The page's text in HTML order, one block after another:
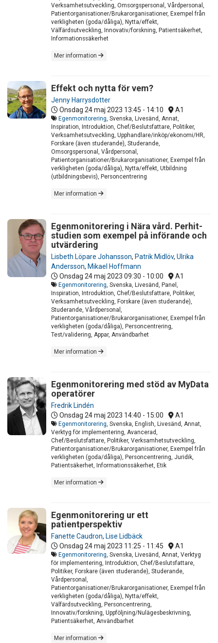
Verksamhetsutveckling, Omsorgspersonal, Vårdpersonal,
Patientorganisationer/Brukarorganisationer, Exempel från
verkligheten (goda/dåliga), Nytta/effekt,
Välfärdsutveckling, Innovativ/forskning, Patientsäkerhet,
Informationssäkerhet
Mer information
Effekt och nytta för vem?
Jenny Harrysdotter
Onsdag 24 maj 2023 13:45 - 14:10 A1
Egenmonitorering , Svenska, Livesänd, Annat,
Inspiration, Introduktion, Chef/Beslutsfattare, Politiker,
Verksamhetsutveckling, Upphandlare/inköp/ekonomi/HR,
Forskare (även studerande), Studerande,
Omsorgspersonal, Vårdpersonal,
Patientorganisationer/Brukarorganisationer, Exempel från
verkligheten (goda/dåliga), Nytta/effekt, Utbildning
(utbildningsbevis), Personcentrering
Mer information
Egenmonitorering i Nära vård. Perhit-
studien som exempel på införande och
utvärdering
Lisbeth Löpare Johansson, Patrik Midlöv, Ulrika
Andersson, Mikael Hoffmann
Onsdag 24 maj 2023 09:30 - 10:00 A1
Egenmonitorering , Svenska, Livesänd, Panel,
Inspiration, Introduktion, Chef/Beslutsfattare, Politiker,
Verksamhetsutveckling, Forskare (även studerande),
Studerande, Vårdpersonal,
Patientorganisationer/Brukarorganisationer, Exempel från
verkligheten (goda/dåliga), Personcentrering,
Test/validering, Appar, Användbarhet
Mer information
Egenmonitorering med stöd av MyData
operatörer
Fredrik Lindén
Onsdag 24 maj 2023 14:40 - 15:00 A1
Egenmonitorering , Svenska, English, Livesänd, Annat,
Verktyg för implementering, Avancerad,
Chef/Beslutsfattare, Politiker, Verksamhetsutveckling,
Patientorganisationer/Brukarorganisationer, Exempel från
verkligheten (goda/dåliga), Personcentrering, Juridik,
Patientsäkerhet, Informationssäkerhet, Etik
Mer information
Egenmonitorering ur ett
patientperspektiv
Fanette Caudron, Lise Lidbäck
Onsdag 24 maj 2023 11:25 - 11:45 A1
Egenmonitorering , Svenska, Livesänd, Annat, Verktyg
för implementering, Introduktion, Chef/Beslutsfattare,
Politiker, Forskare (även studerande), Studerande,
Vårdpersonal,
Patientorganisationer/Brukarorganisationer, Exempel från
verkligheten (goda/dåliga), Nytta/effekt,
Välfärdsutveckling, Personcentrering,
Innovativ/forskning, Uppföljning/Nulägesbeskrivning,
Patientsäkerhet, Användbarhet
Mer information